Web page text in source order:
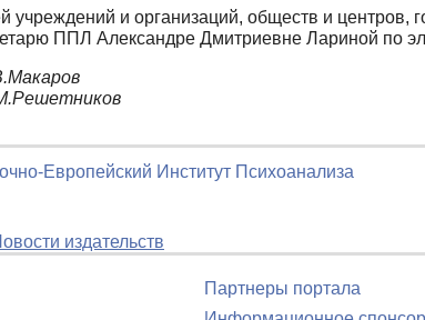
учреждений и организаций, обществ и центров,
ППЛ Александре Дмитриевне Лариной по
Европейский Институт Психоанализа
издательств
Партнеры портала